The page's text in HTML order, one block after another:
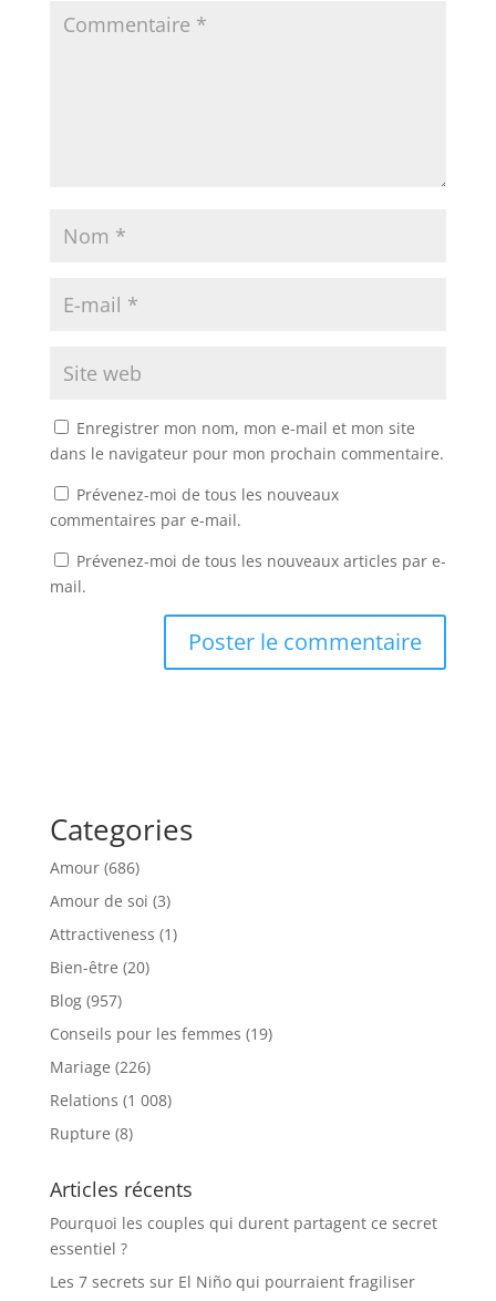
Enregistrer mon nom, mon e-mail et mon site
dans le navigateur pour mon prochain commentaire.
Prévenez-moi de tous les nouveaux
commentaires par e-mail.
Prévenez-moi de tous les nouveaux articles par e-
mail.
Categories
Amour(686)
Amour de soi (3)
Attractiveness (1)
Bien-être (20)
Blog(957)
Conseils pour les femmes (19)
Mariage (226)
Relations (1 008)
Rupture (8)
Articles récents
Pourquoi les couples qui durent partagent ce secret
essentiel ?
Les 7 secrets sur El Niño qui pourraient fragiliser